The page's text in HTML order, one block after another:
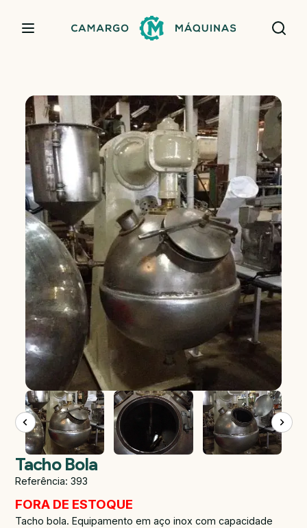
Tacho Bola
Referência: 393
FORA DE ESTOQUE
Tacho bola. Equipamento em aço inox com capacidade